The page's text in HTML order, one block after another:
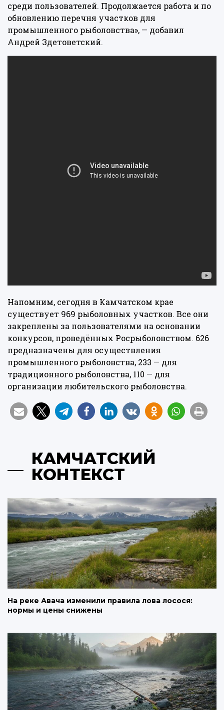
среди пользователей. Продолжается работа и по
обновлению перечня участков для
промышленного рыболовства», — добавил
Андрей Здетоветский.
Напомним, сегодня в Камчатском крае
существует 969 рыболовных участков. Все они
закреплены за пользователями на основании
конкурсов, проведённых Росрыболовством. 626
предназначены для осуществления
промышленного рыболовства, 233 — для
традиционного рыболовства, 110 — для
организации любительского рыболовства.
КАМЧАТСКИЙ
КОНТЕКСТ
На реке Авача изменили правила лова лосося:
нормы и цены снижены